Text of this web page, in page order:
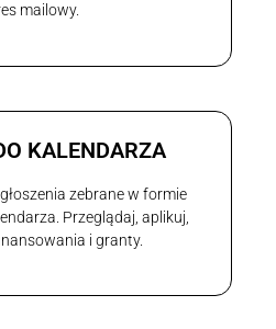
mailowy.
KALENDARZA
zebrane w formie
Przeglądaj, aplikuj,
i granty.